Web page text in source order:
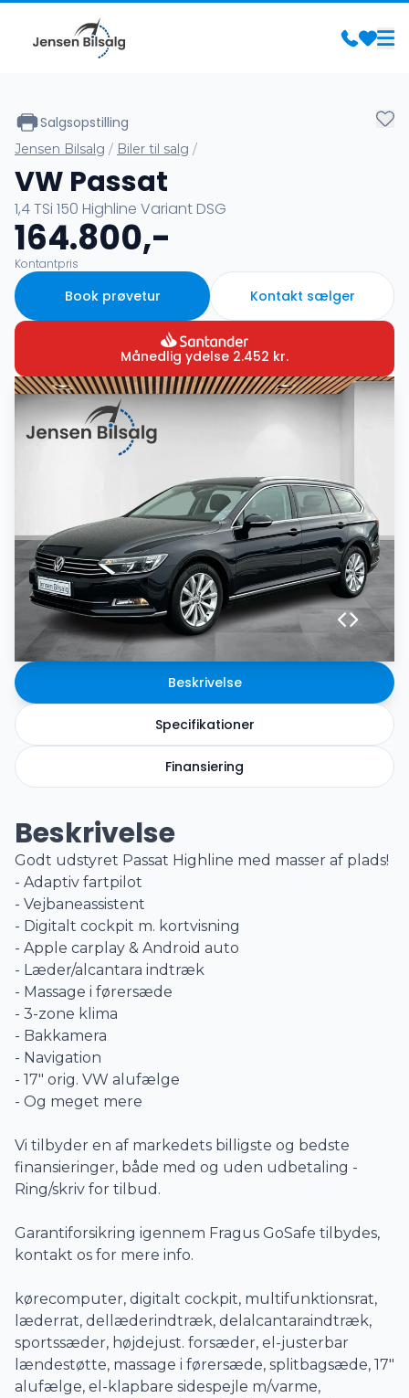
Specifikationer
Beskrivelse
Finansiering
Beskrivelse
Godt udstyret Passat Highline med masser af plads!
- Adaptiv fartpilot
- Vejbaneassistent
- Digitalt cockpit m. kortvisning
- Apple carplay & Android auto
- Læder/alcantara indtræk
- Massage i førersæde
- 3-zone klima
- Bakkamera
- Navigation
- 17" orig. VW alufælge
- Og meget mere
Vi tilbyder en af markedets billigste og bedste
finansieringer, både med og uden udbetaling -
Ring/skriv for tilbud.
Garantiforsikring igennem Fragus GoSafe tilbydes,
kontakt os for mere info.
kørecomputer, digitalt cockpit, multifunktionsrat,
læderrat, dellæderindtræk, delalcantaraindtræk,
sportssæder, højdejust. forsæder, el-justerbar
lændestøtte, massage i førersæde, splitbagsæde, 17"
alufælge, el-klapbare sidespejle m/varme,
Salgsopstilling
Jensen Bilsalg / Biler til salg /
VW Passat
1,4 TSi 150 Highline Variant DSG
164.800,-
Kontantpris
Book prøvetur Kontakt sælger
Månedlig ydelse 2.452 kr.